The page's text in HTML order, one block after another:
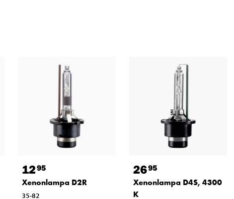
1295
Xenonlampa D2R
35-82
2695
Xenonlampa D4S, 4300
K